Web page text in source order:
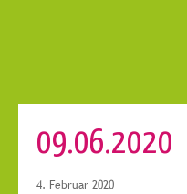
09.06.2020
4. Februar 2020